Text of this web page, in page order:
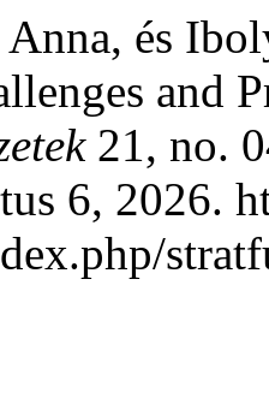
és
and
21, no.
6, 2026.